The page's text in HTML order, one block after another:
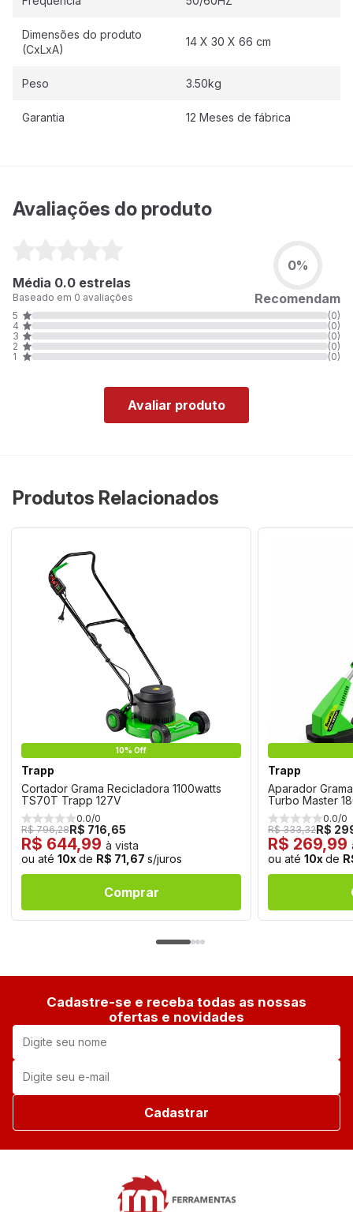
Dimensões do produto
(CxLxA)
14 X 30 X 66 cm
Peso 3.50kg
Garantia 12 Meses de fábrica
Avaliações do produto
Média 0.0 estrelas
Baseado em 0 avaliações
0%
Recomendam
5
(0)
4
(0)
3
(0)
2
(0)
1
(0)
Avaliar produto
Produtos Relacionados
10% Off
Trapp
Cortador Grama Recicladora 1100watts
TS70T Trapp 127V
0.0/0
R$ 796,28R$ 716,65
R$ 644,99 à vista
ou até 10x de R$ 71,67 s/juros
Comprar
Trapp
Aparador
Turbo Master
0.0/0
R$ 333,32R$
R$ 269,99
ou até 10x de
Cadastre-se e receba todas as nossas
ofertas e novidades
Cadastrar